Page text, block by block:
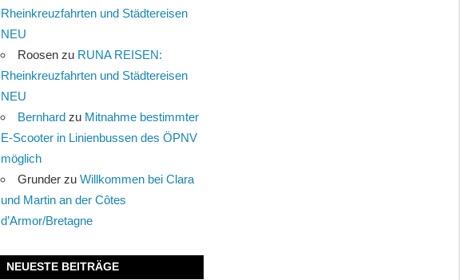
Rheinkreuzfahrten und Städtereisen
NEU
Roosen zu RUNA REISEN:
Rheinkreuzfahrten und Städtereisen
NEU
Bernhard zu Mitnahme bestimmter
E-Scooter in Linienbussen des ÖPNV
möglich
Grunder zuWillkommen bei Clara
und Martin an der Côtes
d’Armor/Bretagne
NEUESTE BEITRÄGE